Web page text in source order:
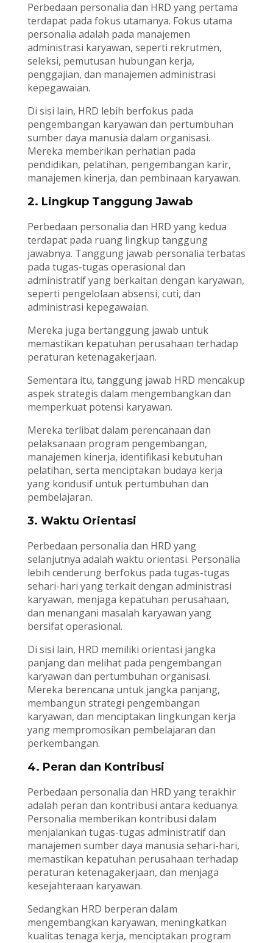
Perbedaan personalia dan HRD yang pertama
terdapat pada fokus utamanya. Fokus utama
personalia adalah pada manajemen
administrasi karyawan, seperti rekrutmen,
seleksi, pemutusan hubungan kerja,
penggajian, dan manajemen administrasi
kepegawaian.
Di sisi lain, HRD lebih berfokus pada
pengembangan karyawan dan pertumbuhan
sumber daya manusia dalam organisasi.
Mereka memberikan perhatian pada
pendidikan, pelatihan, pengembangan karir,
manajemen kinerja, dan pembinaan karyawan.
2. Lingkup Tanggung Jawab
Perbedaan personalia dan HRD yang kedua
terdapat pada ruang lingkup tanggung
jawabnya. Tanggung jawab personalia terbatas
pada tugas-tugas operasional dan
administratif yang berkaitan dengan karyawan,
seperti pengelolaan absensi, cuti, dan
administrasi kepegawaian.
Mereka juga bertanggung jawab untuk
memastikan kepatuhan perusahaan terhadap
peraturan ketenagakerjaan.
Sementara itu, tanggung jawab HRD mencakup
aspek strategis dalam mengembangkan dan
memperkuat potensi karyawan.
Mereka terlibat dalam perencanaan dan
pelaksanaan program pengembangan,
manajemen kinerja, identifikasi kebutuhan
pelatihan, serta menciptakan budaya kerja
yang kondusif untuk pertumbuhan dan
pembelajaran.
3. Waktu Orientasi
Perbedaan personalia dan HRD yang
selanjutnya adalah waktu orientasi. Personalia
lebih cenderung berfokus pada tugas-tugas
sehari-hari yang terkait dengan administrasi
karyawan, menjaga kepatuhan perusahaan,
dan menangani masalah karyawan yang
bersifat operasional.
Di sisi lain, HRD memiliki orientasi jangka
panjang dan melihat pada pengembangan
karyawan dan pertumbuhan organisasi.
Mereka berencana untuk jangka panjang,
membangun strategi pengembangan
karyawan, dan menciptakan lingkungan kerja
yang mempromosikan pembelajaran dan
perkembangan.
4. Peran dan Kontribusi
Perbedaan personalia dan HRD yang terakhir
adalah peran dan kontribusi antara keduanya.
Personalia memberikan kontribusi dalam
menjalankan tugas-tugas administratif dan
manajemen sumber daya manusia sehari-hari,
memastikan kepatuhan perusahaan terhadap
peraturan ketenagakerjaan, dan menjaga
kesejahteraan karyawan.
Sedangkan HRD berperan dalam
mengembangkan karyawan, meningkatkan
kualitas tenaga kerja, menciptakan program